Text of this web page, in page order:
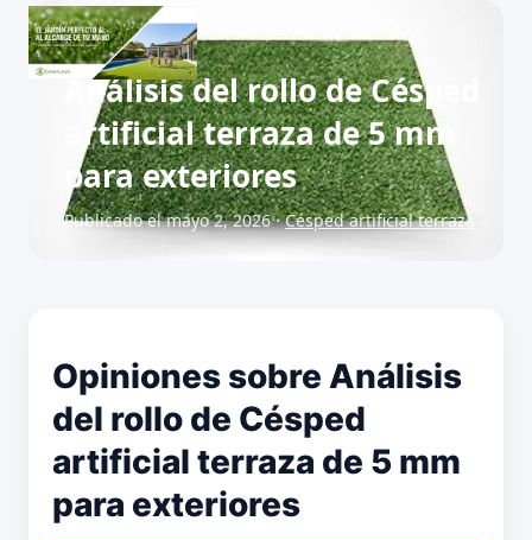
Análisis del rollo de Césped
artificial terraza de 5 mm
para exteriores
Publicado el mayo 2, 2026 ·Césped artificial terraza
Opiniones sobre Análisis
del rollo de Césped
artificial terraza de 5 mm
para exteriores